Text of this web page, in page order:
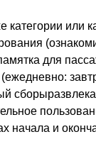
или
для
начала и